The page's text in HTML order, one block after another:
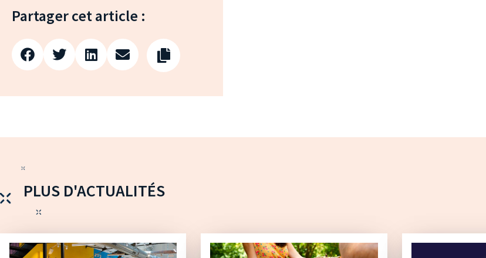
Partager cet article :
PLUS D'ACTUALITÉS